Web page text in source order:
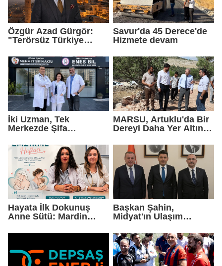
Özgür Azad Gürgör:
"Terörsüz Türkiye
Turizmi İçin Yeni Bir
Dönemin Başlangıcıdır"
Savur'da 45 Derece'de
Hizmete devam
İki Uzman, Tek
Merkezde Şifa
MARSU, Artuklu'da Bir
Dereyi Daha Yer Altına
Hayata İlk Dokunuş
Anne Sütü: Mardin
Farkındalık Çağrısı
Başkan Şahin,
Midyat'ın Ulaşım
Taşıdı